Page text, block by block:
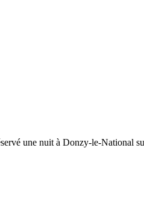
une nuit à Donzy-le-National